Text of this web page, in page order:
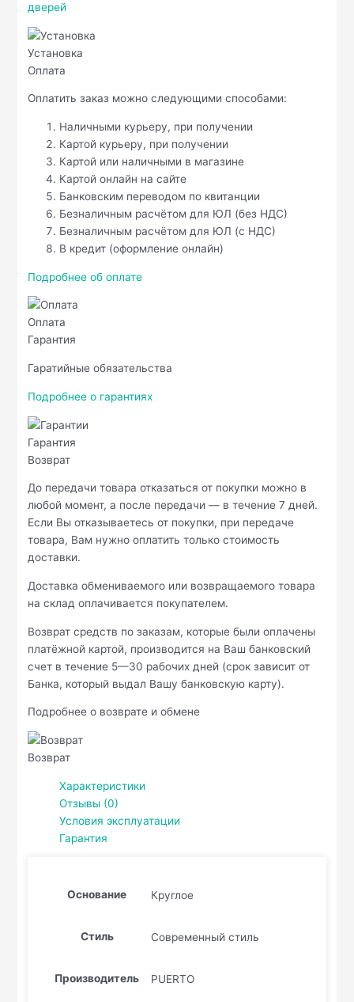
дверей
Установка
Оплата
Оплатить заказ можно следующими способами:
Наличными курьеру, при получении
Картой курьеру, при получении
Картой или наличными в магазине
Картой онлайн на сайте
Банковским переводом по квитанции
Безналичным расчётом для ЮЛ (без НДС)
Безналичным расчётом для ЮЛ (с НДС)
В кредит (оформление онлайн)
Подробнее об оплате
Оплата
Гарантия
Гаратийные обязательства
Подробнее о гарантиях
Гарантия
Возврат
До передачи товара отказаться от покупки можно в
любой момент, а после передачи — в течение 7 дней.
Если Вы отказываетесь от покупки, при передаче
товара, Вам нужно оплатить только стоимость
доставки.
Доставка обмениваемого или возвращаемого товара
на склад оплачивается покупателем.
Возврат средств по заказам, которые были оплачены
платёжной картой, производится на Ваш банковский
счет в течение 5—30 рабочих дней (срок зависит от
Банка, который выдал Вашу банковскую карту).
Подробнее о возврате и обмене
Возврат
Характеристики
Отзывы (0)
Условия эксплуатации
Гарантия
Основание Круглое
Стиль Современный стиль
Производитель PUERTO